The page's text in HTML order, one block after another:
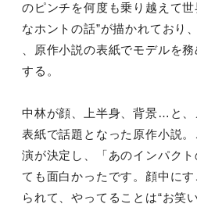
のピンチを何度も乗り越えて
なホントの話”が描かれており
、原作小説の表紙でモデルを
する。
中林が顔、上半身、背景…と、
表紙で話題となった原作小説
演が決定し、「あのインパク
ても面白かったです。顔中に
られて、やってることは“お笑